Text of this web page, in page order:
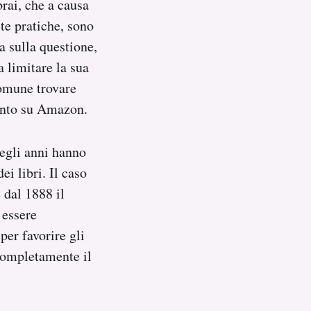
che a causa
pratiche, sono
sulla questione,
limitare la sua
trovare
su Amazon.
anni hanno
libri. Il caso
dal 1888 il
favorire gli
il